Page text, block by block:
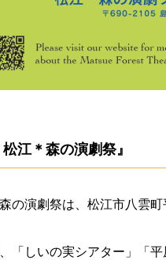
松江＊森の演劇祭』
の演劇祭は、松江市八雲
「しいの実シアター」「